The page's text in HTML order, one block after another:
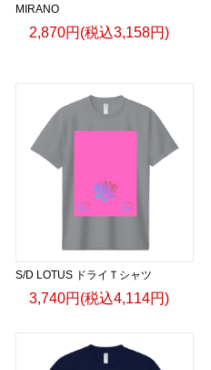
MIRANO
2,870円(税込3,158円)
S/D LOTUS ドライＴシャツ
3,740円(税込4,114円)